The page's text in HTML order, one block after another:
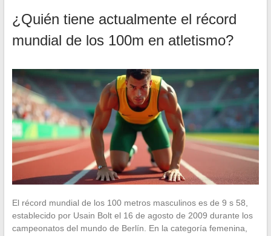
¿Quién tiene actualmente el récord
mundial de los 100m en atletismo?
El récord mundial de los 100 metros masculinos es de 9 s 58,
establecido por Usain Bolt el 16 de agosto de 2009 durante los
campeonatos del mundo de Berlín. En la categoría femenina,